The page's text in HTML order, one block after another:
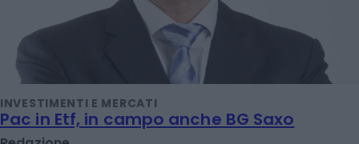
INVESTIMENTI E MERCATI
Pac in Etf, in campo anche BG Saxo